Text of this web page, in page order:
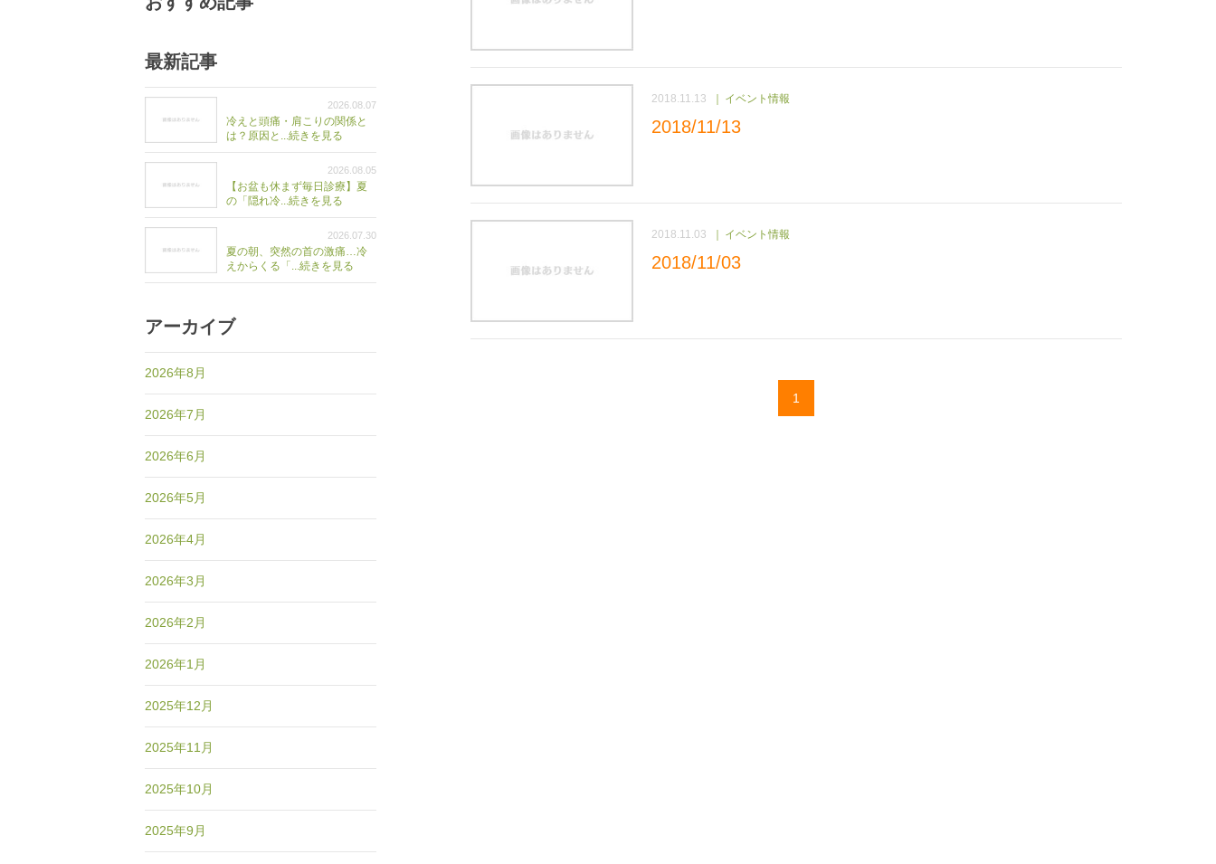
2018.11.13 イベント情報
2018/11/13
2018.11.03 イベント情報
2018/11/03
1
最新記事
2026.08.07
冷えと頭痛・肩こりの関係と
は？原因と...続きを見る
2026.08.05
【お盆も休まず毎日診療】夏
の「隠れ冷...続きを見る
2026.07.30
夏の朝、突然の首の激痛…冷
えからくる「...続きを見る
アーカイブ
2026年8月
2026年7月
2026年6月
2026年5月
2026年4月
2026年3月
2026年2月
2026年1月
2025年12月
2025年11月
2025年10月
2025年9月